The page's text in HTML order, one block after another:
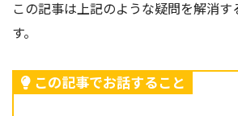
この記事は上記のような疑問を解消す
す。
この記事でお話すること